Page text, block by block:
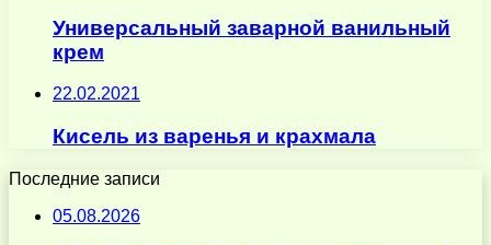
Универсальный заварной ванильный
крем
22.02.2021
Кисель из варенья и крахмала
Последние записи
05.08.2026